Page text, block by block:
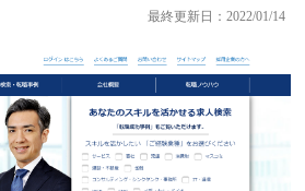
最終更新日：2022/01/14